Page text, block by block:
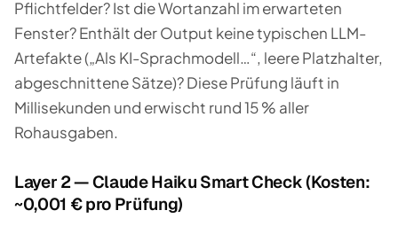
Pflichtfelder? Ist die Wortanzahl im erwarteten
Fenster? Enthält der Output keine typischen LLM-
Artefakte („Als KI-Sprachmodell…“, leere Platzhalter,
abgeschnittene Sätze)? Diese Prüfung läuft in
Millisekunden und erwischt rund 15 % aller
Rohausgaben.
Layer 2 — Claude Haiku Smart Check (Kosten:
~0,001 € pro Prüfung)